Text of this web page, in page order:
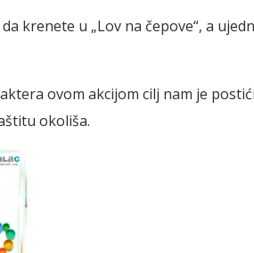
krenete u „Lov na čepove“, a
ovom akcijom cilj nam je
okoliša.